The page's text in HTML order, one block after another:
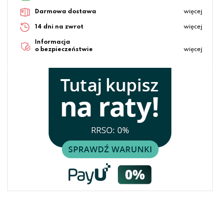
Darmowa dostawa więcej
14 dni na zwrot więcej
Informacja
o bezpieczeństwie
więcej